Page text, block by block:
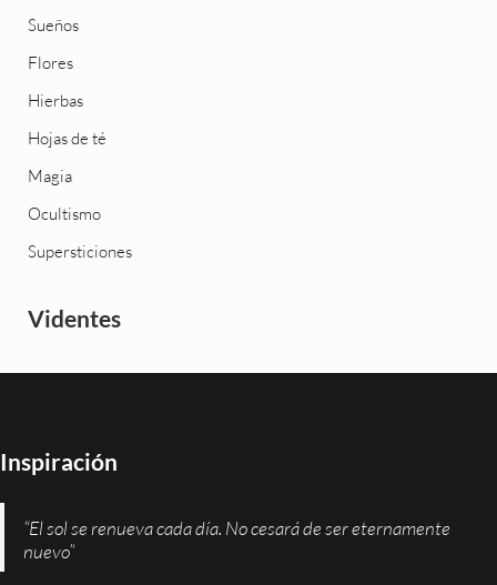
Sueños
Flores
Hierbas
Hojas de té
Magia
Ocultismo
Supersticiones
Videntes
Inspiración
“El sol se renueva cada día. No cesará de ser eternamente
nuevo”